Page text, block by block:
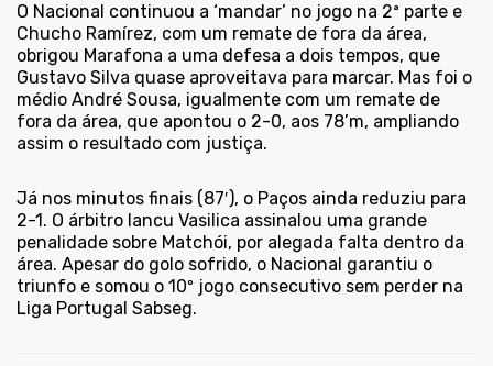
O Nacional continuou a ‘mandar’ no jogo na 2ª parte e
Chucho Ramírez, com um remate de fora da área,
obrigou Marafona a uma defesa a dois tempos, que
Gustavo Silva quase aproveitava para marcar. Mas foi o
médio André Sousa, igualmente com um remate de
fora da área, que apontou o 2-0, aos 78’m, ampliando
assim o resultado com justiça.
Já nos minutos finais (87′), o Paços ainda reduziu para
2-1. O árbitro Iancu Vasilica assinalou uma grande
penalidade sobre Matchói, por alegada falta dentro da
área. Apesar do golo sofrido, o Nacional garantiu o
triunfo e somou o 10º jogo consecutivo sem perder na
Liga Portugal Sabseg.